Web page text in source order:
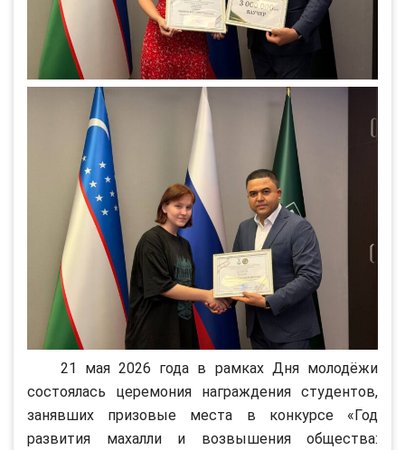
21 мая 2026 года в рамках Дня молодёжи
состоялась церемония награждения студентов,
занявших призовые места в конкурсе «Год
развития махалли и возвышения общества: